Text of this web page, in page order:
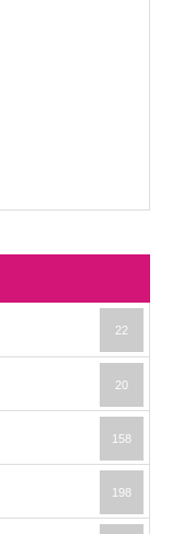
22
20
158
198